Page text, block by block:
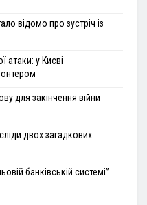
відомо про зустріч із
атаки: у Києві
для закінчення війни
двох загадкових
банківській системі”